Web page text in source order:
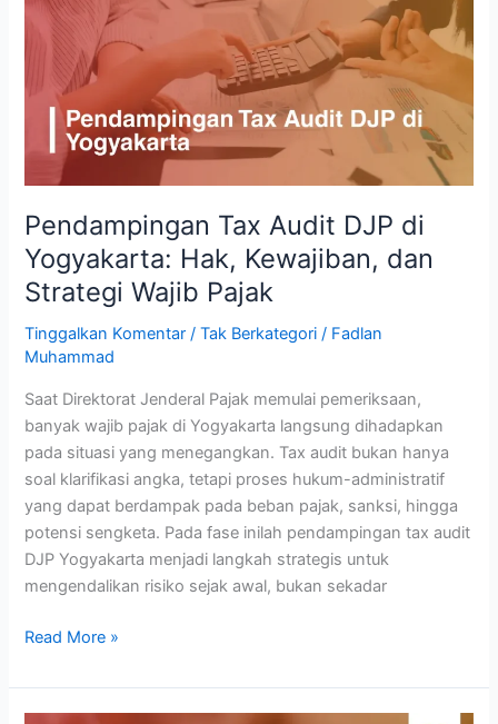
Pendampingan Tax Audit DJP di
Yogyakarta: Hak, Kewajiban, dan
Strategi Wajib Pajak
Tinggalkan Komentar /Tak Berkategori / Fadlan
Muhammad
Saat Direktorat Jenderal Pajak memulai pemeriksaan,
banyak wajib pajak di Yogyakarta langsung dihadapkan
pada situasi yang menegangkan. Tax audit bukan hanya
soal klarifikasi angka, tetapi proses hukum-administratif
yang dapat berdampak pada beban pajak, sanksi, hingga
potensi sengketa. Pada fase inilah pendampingan tax audit
DJP Yogyakarta menjadi langkah strategis untuk
mengendalikan risiko sejak awal, bukan sekadar
Yogyakarta:
Hak,
Kewajiban,
dan
Strategi
Wajib
Pajak
Read More »